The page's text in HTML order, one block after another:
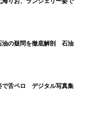
油の疑問を徹底解剖 石油
で舌ペロ デジタル写真集